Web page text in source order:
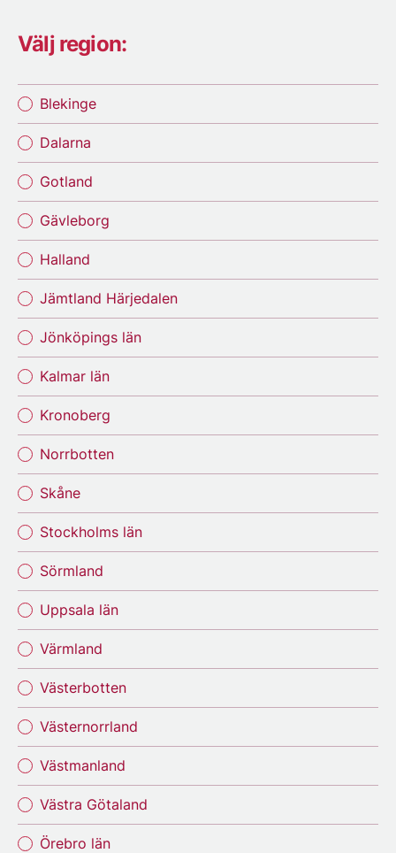
Välj region:
Blekinge
Dalarna
Gotland
Gävleborg
Halland
Jämtland Härjedalen
Jönköpings län
Kalmar län
Kronoberg
Norrbotten
Skåne
Stockholms län
Sörmland
Uppsala län
Värmland
Västerbotten
Västernorrland
Västmanland
Västra Götaland
Örebro län